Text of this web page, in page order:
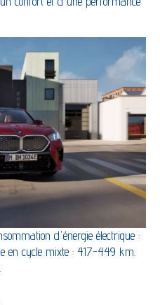
d'énergie électrique :
en cycle mixte : 417-449 km.